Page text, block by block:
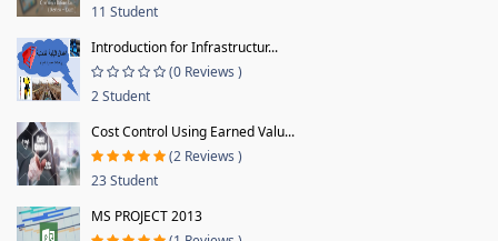
11 Student
Introduction for Infrastructur...
(0 Reviews )
2 Student
Cost Control Using Earned Valu...
(2 Reviews )
23 Student
MS PROJECT 2013